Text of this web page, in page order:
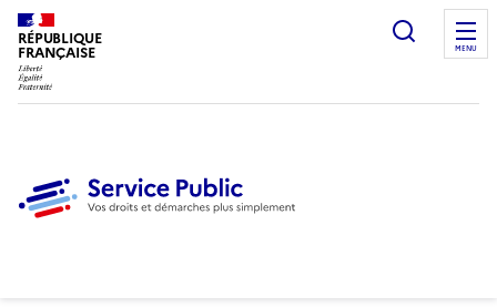
RÉPUBLIQUE
FRANÇAISE
Ouvrir
MENU